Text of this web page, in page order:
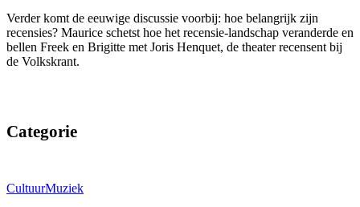
Verder komt de eeuwige discussie voorbij: hoe belangrijk zijn
recensies? Maurice schetst hoe het recensie-landschap veranderde en
bellen Freek en Brigitte met Joris Henquet, de theater recensent bij
de Volkskrant.
Categorie
CultuurMuziek